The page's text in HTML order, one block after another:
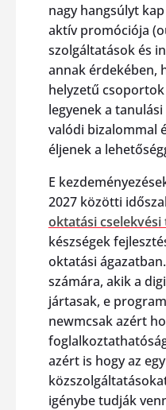
nagy hangsúlyt
aktív promóciója
szolgáltatások és
annak érdekében,
helyzetű
legyenek a
valódi bizalommal
éljenek a
E
2027 közötti
oktatási cselekvési
készségek
oktatási
számára, akik a
jártasak, e
newmcsak azért
azért is hogy az
igénybe tudják